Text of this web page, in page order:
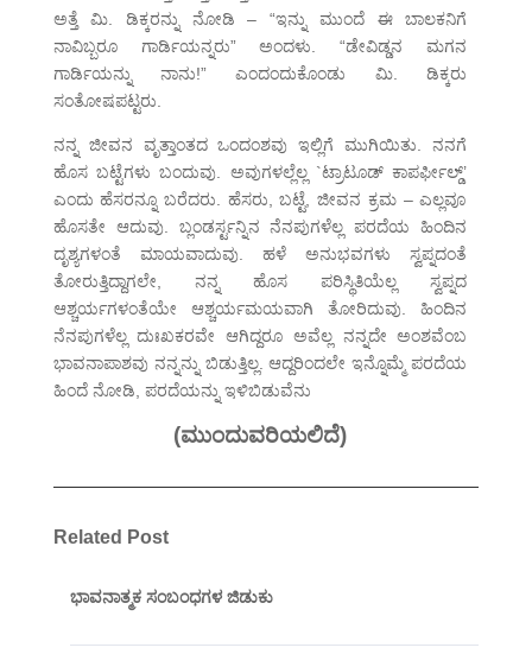
ಅತ್ತೆ ಮಿ. ಡಿಕ್ಕರನ್ನು ನೋಡಿ – “ಇನ್ನು ಮುಂದೆ ಈ ಬಾಲಕನಿಗೆ
ನಾವಿಬ್ಬರೂ ಗಾರ್ಡಿಯನ್ನರು” ಅಂದಳು. “ಡೇವಿಡ್ಡನ ಮಗನ
ಗಾರ್ಡಿಯನ್ನು ನಾನು!” ಎಂದಂದುಕೊಂಡು ಮಿ. ಡಿಕ್ಕರು
ಸಂತೋಷಪಟ್ಟರು.
ನನ್ನ ಜೀವನ ವೃತ್ತಾಂತದ ಒಂದಂಶವು ಇಲ್ಲಿಗೆ ಮುಗಿಯಿತು. ನನಗೆ
ಹೊಸ ಬಟ್ಟೆಗಳು ಬಂದುವು. ಅವುಗಳಲ್ಲೆಲ್ಲ `ಟ್ರಾಟೂಡ್ ಕಾಪರ್ಫೀಲ್ಡ್’
ಎಂದು ಹೆಸರನ್ನೂ ಬರೆದರು. ಹೆಸರು, ಬಟ್ಟೆ, ಜೀವನ ಕ್ರಮ – ಎಲ್ಲವೂ
ಹೊಸತೇ ಆದುವು. ಬ್ಲಂಡರ್ಸ್ಟನ್ನಿನ ನೆನಪುಗಳೆಲ್ಲ ಪರದೆಯ ಹಿಂದಿನ
ದೃಶ್ಯಗಳಂತೆ ಮಾಯವಾದುವು. ಹಳೆ ಅನುಭವಗಳು ಸ್ವಪ್ನದಂತೆ
ತೋರುತ್ತಿದ್ದಾಗಲೇ, ನನ್ನ ಹೊಸ ಪರಿಸ್ಥಿತಿಯೆಲ್ಲ ಸ್ವಪ್ನದ
ಆಶ್ಚರ್ಯಗಳಂತೆಯೇ ಆಶ್ಚರ್ಯಮಯವಾಗಿ ತೋರಿದುವು. ಹಿಂದಿನ
ನೆನಪುಗಳೆಲ್ಲ ದುಃಖಕರವೇ ಆಗಿದ್ದರೂ ಅವೆಲ್ಲ ನನ್ನದೇ ಅಂಶವೆಂಬ
ಭಾವನಾಪಾಶವು ನನ್ನನ್ನು ಬಿಡುತ್ತಿಲ್ಲ. ಆದ್ದರಿಂದಲೇ ಇನ್ನೊಮ್ಮೆ ಪರದೆಯ
ಹಿಂದೆ ನೋಡಿ, ಪರದೆಯನ್ನು ಇಳಿಬಿಡುವೆನು
(ಮುಂದುವರಿಯಲಿದೆ)
Related Post
ಭಾವನಾತ್ಮಕ ಸಂಬಂಧಗಳ ಜಿಡುಕು